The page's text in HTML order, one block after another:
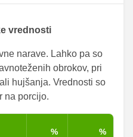
vrednosti
narave. Lahko pa so
obrokov, pri
hujšanja. Vrednosti so
na porcijo.
%
%